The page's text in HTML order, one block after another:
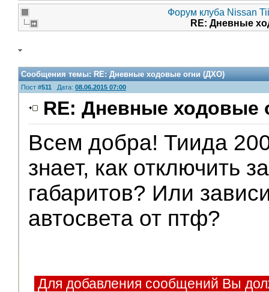
Форум клуба Nissan
RE: Дневные
Сообщения темы:RE: Дневные ходовые огни (ДХО)
Пост #511 Дата: 08.06.2015 07:00
RE: Дневные ходовые
Всем добра! Тиида
знает, как отключить
габаритов? Или
автосвета от птф?
Для добавления сообщений Вы